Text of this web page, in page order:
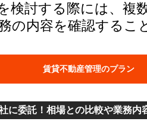
検討する際には、複
の内容を確認するこ
賃貸不動産管理のプラン
に委託！相場との比較や業務内